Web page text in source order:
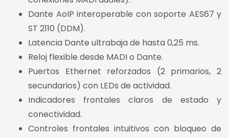
Dante AoIP interoperable con soporte AES67 y
ST 2110 (DDM).
Latencia Dante ultrabaja de hasta 0,25 ms.
Reloj flexible desde MADI o Dante.
Puertos Ethernet reforzados (2 primarios, 2
secundarios) con LEDs de actividad.
Indicadores frontales claros de estado y
conectividad.
Controles frontales intuitivos con bloqueo de